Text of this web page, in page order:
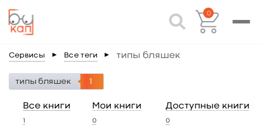
0
Сервисы ► Все теги ► типы бляшек
типы бляшек 1
Все книги
1
Мои книги
0
Доступные книги
0